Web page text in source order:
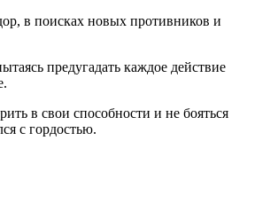
в поисках новых противников и
предугадать каждое действие
в свои способности и не бояться
с гордостью.